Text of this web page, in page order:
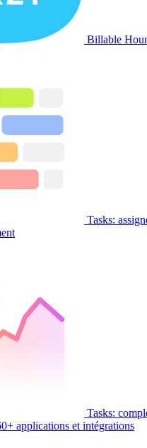
Billable
Tasks:
Tasks:
applications et intégrations